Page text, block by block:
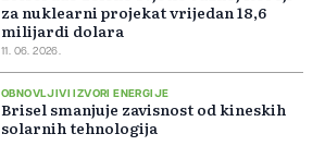
za nuklearni projekat vrijedan 18,6
milijardi dolara
11. 06. 2026.
OBNOVLJIVI IZVORI ENERGIJE
Brisel smanjuje zavisnost od kineskih
solarnih tehnologija